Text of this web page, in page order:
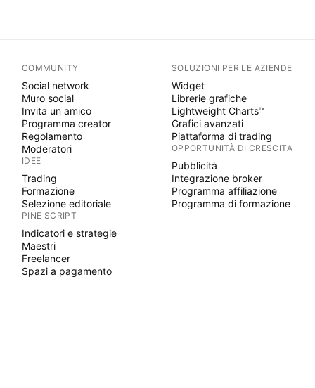
COMMUNITY
Social network
Muro social
Invita un amico
Programma creator
Regolamento
Moderatori
IDEE
Trading
Formazione
Selezione editoriale
PINE SCRIPT
Indicatori e strategie
Maestri
Freelancer
Spazi a pagamento
SOLUZIONI PER LE AZIENDE
Widget
Librerie grafiche
Lightweight Charts™
Grafici avanzati
Piattaforma di trading
OPPORTUNITÀ DI CRESCITA
Pubblicità
Integrazione broker
Programma affiliazione
Programma di formazione